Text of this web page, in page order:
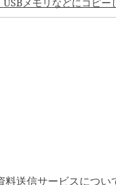
送信サービスについ